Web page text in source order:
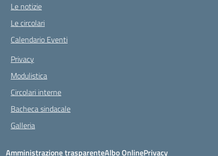
Le notizie
Le circolari
Calendario Eventi
Privacy
Modulistica
Circolari interne
Bacheca sindacale
Galleria
Amministrazione trasparenteAlbo OnlinePrivacy